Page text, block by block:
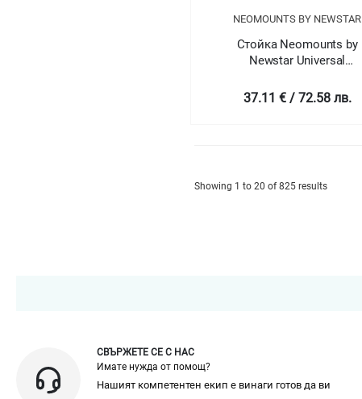
NEOMOUNTS BY NEWSTAR
Стойка Neomounts by
Newstar Universal
cm wide
37.11 € / 72.58 лв.
Showing 1 to 20 of 825 results
СВЪРЖЕТЕ СЕ С НАС
Имате нужда от помощ?
Нашият компетентен екип е винаги готов да ви